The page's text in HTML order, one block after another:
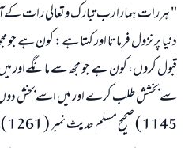
" ہررات ہمارا رب تبارك وتعالى رات
دنيا پر نزول فرماتا اور كہتا ہے: كون ہے
قبول كروں، كون ہے جو مجھ سے مانگےاور
سےبخشش طلب كرے اور ميں اسےبخش دوں
1145 ) صحيح مسلم حديث نمبر ( 1261 ).